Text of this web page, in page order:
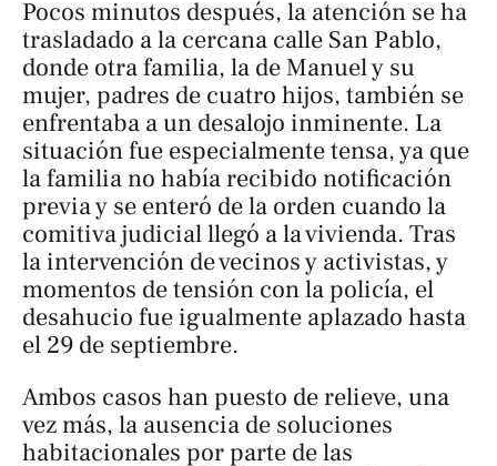
Pocos minutos después, la atención se ha
trasladado a la cercana calle San Pablo,
donde otra familia, la de Manuel y su
mujer, padres de cuatro hijos, también se
enfrentaba a un desalojo inminente. La
situación fue especialmente tensa, ya que
la familia no había recibido notificación
previa y se enteró de la orden cuando la
comitiva judicial llegó a la vivienda. Tras
la intervención de vecinos y activistas, y
momentos de tensión con la policía, el
desahucio fue igualmente aplazado hasta
el 29 de septiembre.
Ambos casos han puesto de relieve, una
vez más, la ausencia de soluciones
habitacionales por parte de las